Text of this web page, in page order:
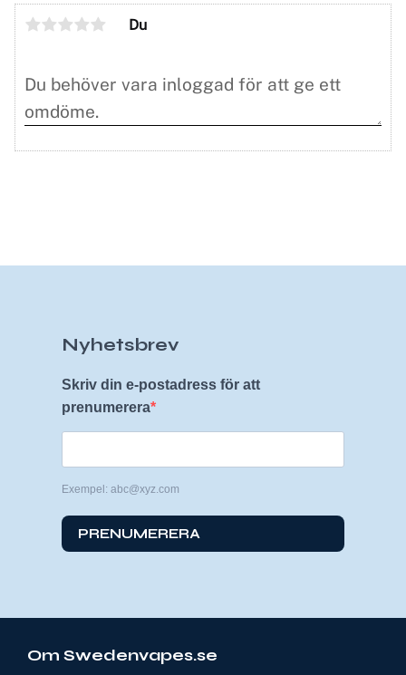
Du
Nyhetsbrev
Skriv din e-postadress för att
prenumerera
Exempel: abc@xyz.com
PRENUMERERA
Om Swedenvapes.se